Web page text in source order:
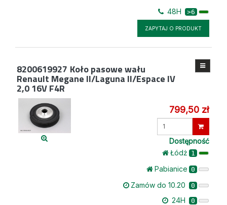
48H >6
ZAPYTAJ O PRODUKT
8200619927 Koło pasowe wału
Renault Megane II/Laguna II/Espace IV
2,0 16V F4R
799,50 zł
Wprowadź
Dostępność
Łódż 1
Pabianice 0
Zamów do 10.20 0
24H 0